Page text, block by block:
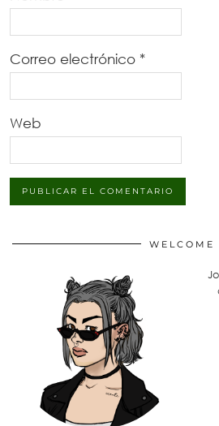
Correo electrónico *
Web
WELCOME